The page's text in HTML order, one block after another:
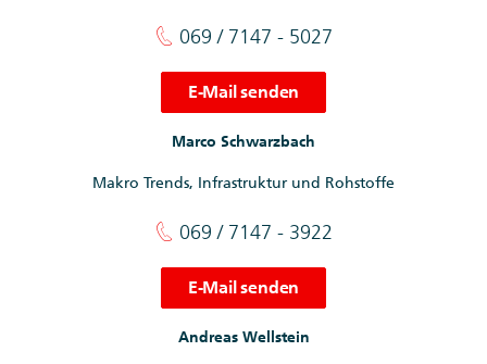
069 / 7147 - 5027
E-Mail senden
Marco Schwarzbach
Makro Trends, Infrastruktur und Rohstoffe
069 / 7147 - 3922
E-Mail senden
Andreas Wellstein